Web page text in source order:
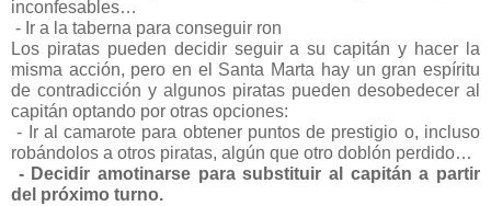
inconfesables…
- Ir a la taberna para conseguir ron
Los piratas pueden decidir seguir a su capitán y hacer la
misma acción, pero en el Santa Marta hay un gran espíritu
de contradicción y algunos piratas pueden desobedecer al
capitán optando por otras opciones:
- Ir al camarote para obtener puntos de prestigio o, incluso
robándolos a otros piratas, algún que otro doblón perdido…
- Decidir amotinarse para substituir al capitán a partir
del próximo turno.